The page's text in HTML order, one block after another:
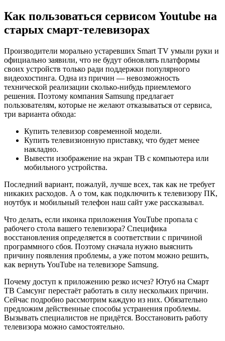
Как пользоваться сервисом Youtube на
старых смарт-телевизорах
Производители морально устаревших Smart TV умыли руки и
официально заявили, что не будут обновлять платформы
своих устройств только ради поддержки популярного
видеохостинга. Одна из причин — невозможность
технической реализации сколько-нибудь приемлемого
решения. Поэтому компания Samsung предлагает
пользователям, которые не желают отказываться от сервиса,
три варианта обхода:
Купить телевизор современной модели.
Купить телевизионную приставку, что будет менее
накладно.
Вывести изображение на экран ТВ с компьютера или
мобильного устройства.
Последний вариант, пожалуй, лучше всех, так как не требует
никаких расходов. А о том, как подключить к телевизору ПК,
ноутбук и мобильный телефон наш сайт уже рассказывал.
Что делать, если иконка приложения YouTube пропала с
рабочего стола вашего телевизора? Специфика
восстановления определяется в соответствии с причиной
программного сбоя. Поэтому сначала нужно выяснить
причину появления проблемы, а уже потом можно решить,
как вернуть YouTube на телевизоре Samsung.
Почему доступ к приложению резко исчез? Ютуб на Смарт
ТВ Самсунг перестаёт работать в силу нескольких причин.
Сейчас подробно рассмотрим каждую из них. Обязательно
предложим действенные способы устранения проблемы.
Вызывать специалистов не придётся. Восстановить работу
телевизора можно самостоятельно.